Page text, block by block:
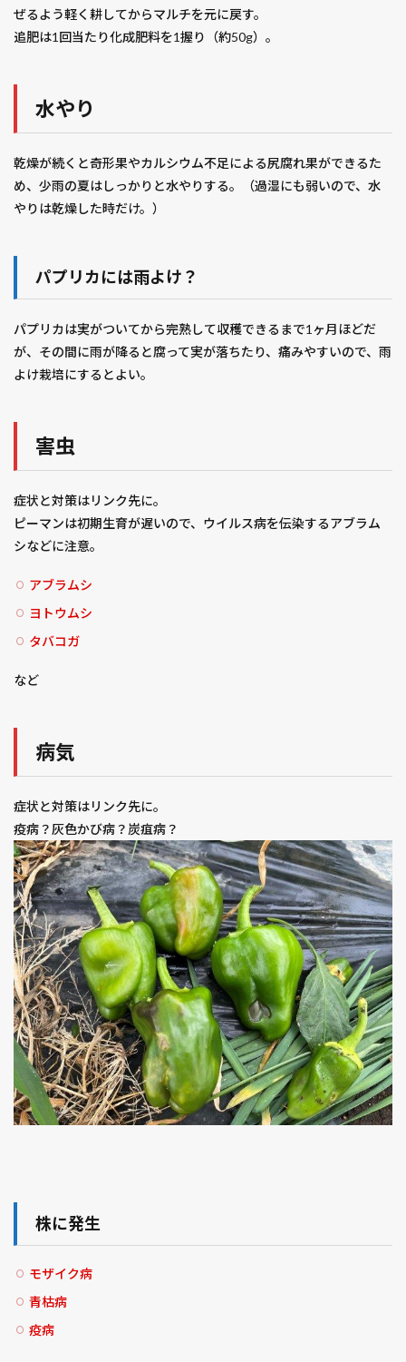
ぜるよう軽く耕してからマルチを元に戻す。
追肥は1回当たり化成肥料を1握り（約50g）。
水やり
乾燥が続くと奇形果やカルシウム不足による尻腐れ果ができるた
め、少雨の夏はしっかりと水やりする。（過湿にも弱いので、水
やりは乾燥した時だけ。）
パプリカには雨よけ？
パプリカは実がついてから完熟して収穫できるまで1ヶ月ほどだ
が、その間に雨が降ると腐って実が落ちたり、痛みやすいので、雨
よけ栽培にするとよい。
害虫
症状と対策はリンク先に。
ピーマンは初期生育が遅いので、ウイルス病を伝染するアブラム
シなどに注意。
アブラムシ
ヨトウムシ
タバコガ
など
病気
症状と対策はリンク先に。
疫病？灰色かび病？炭疽病？
株に発生
モザイク病
青枯病
疫病